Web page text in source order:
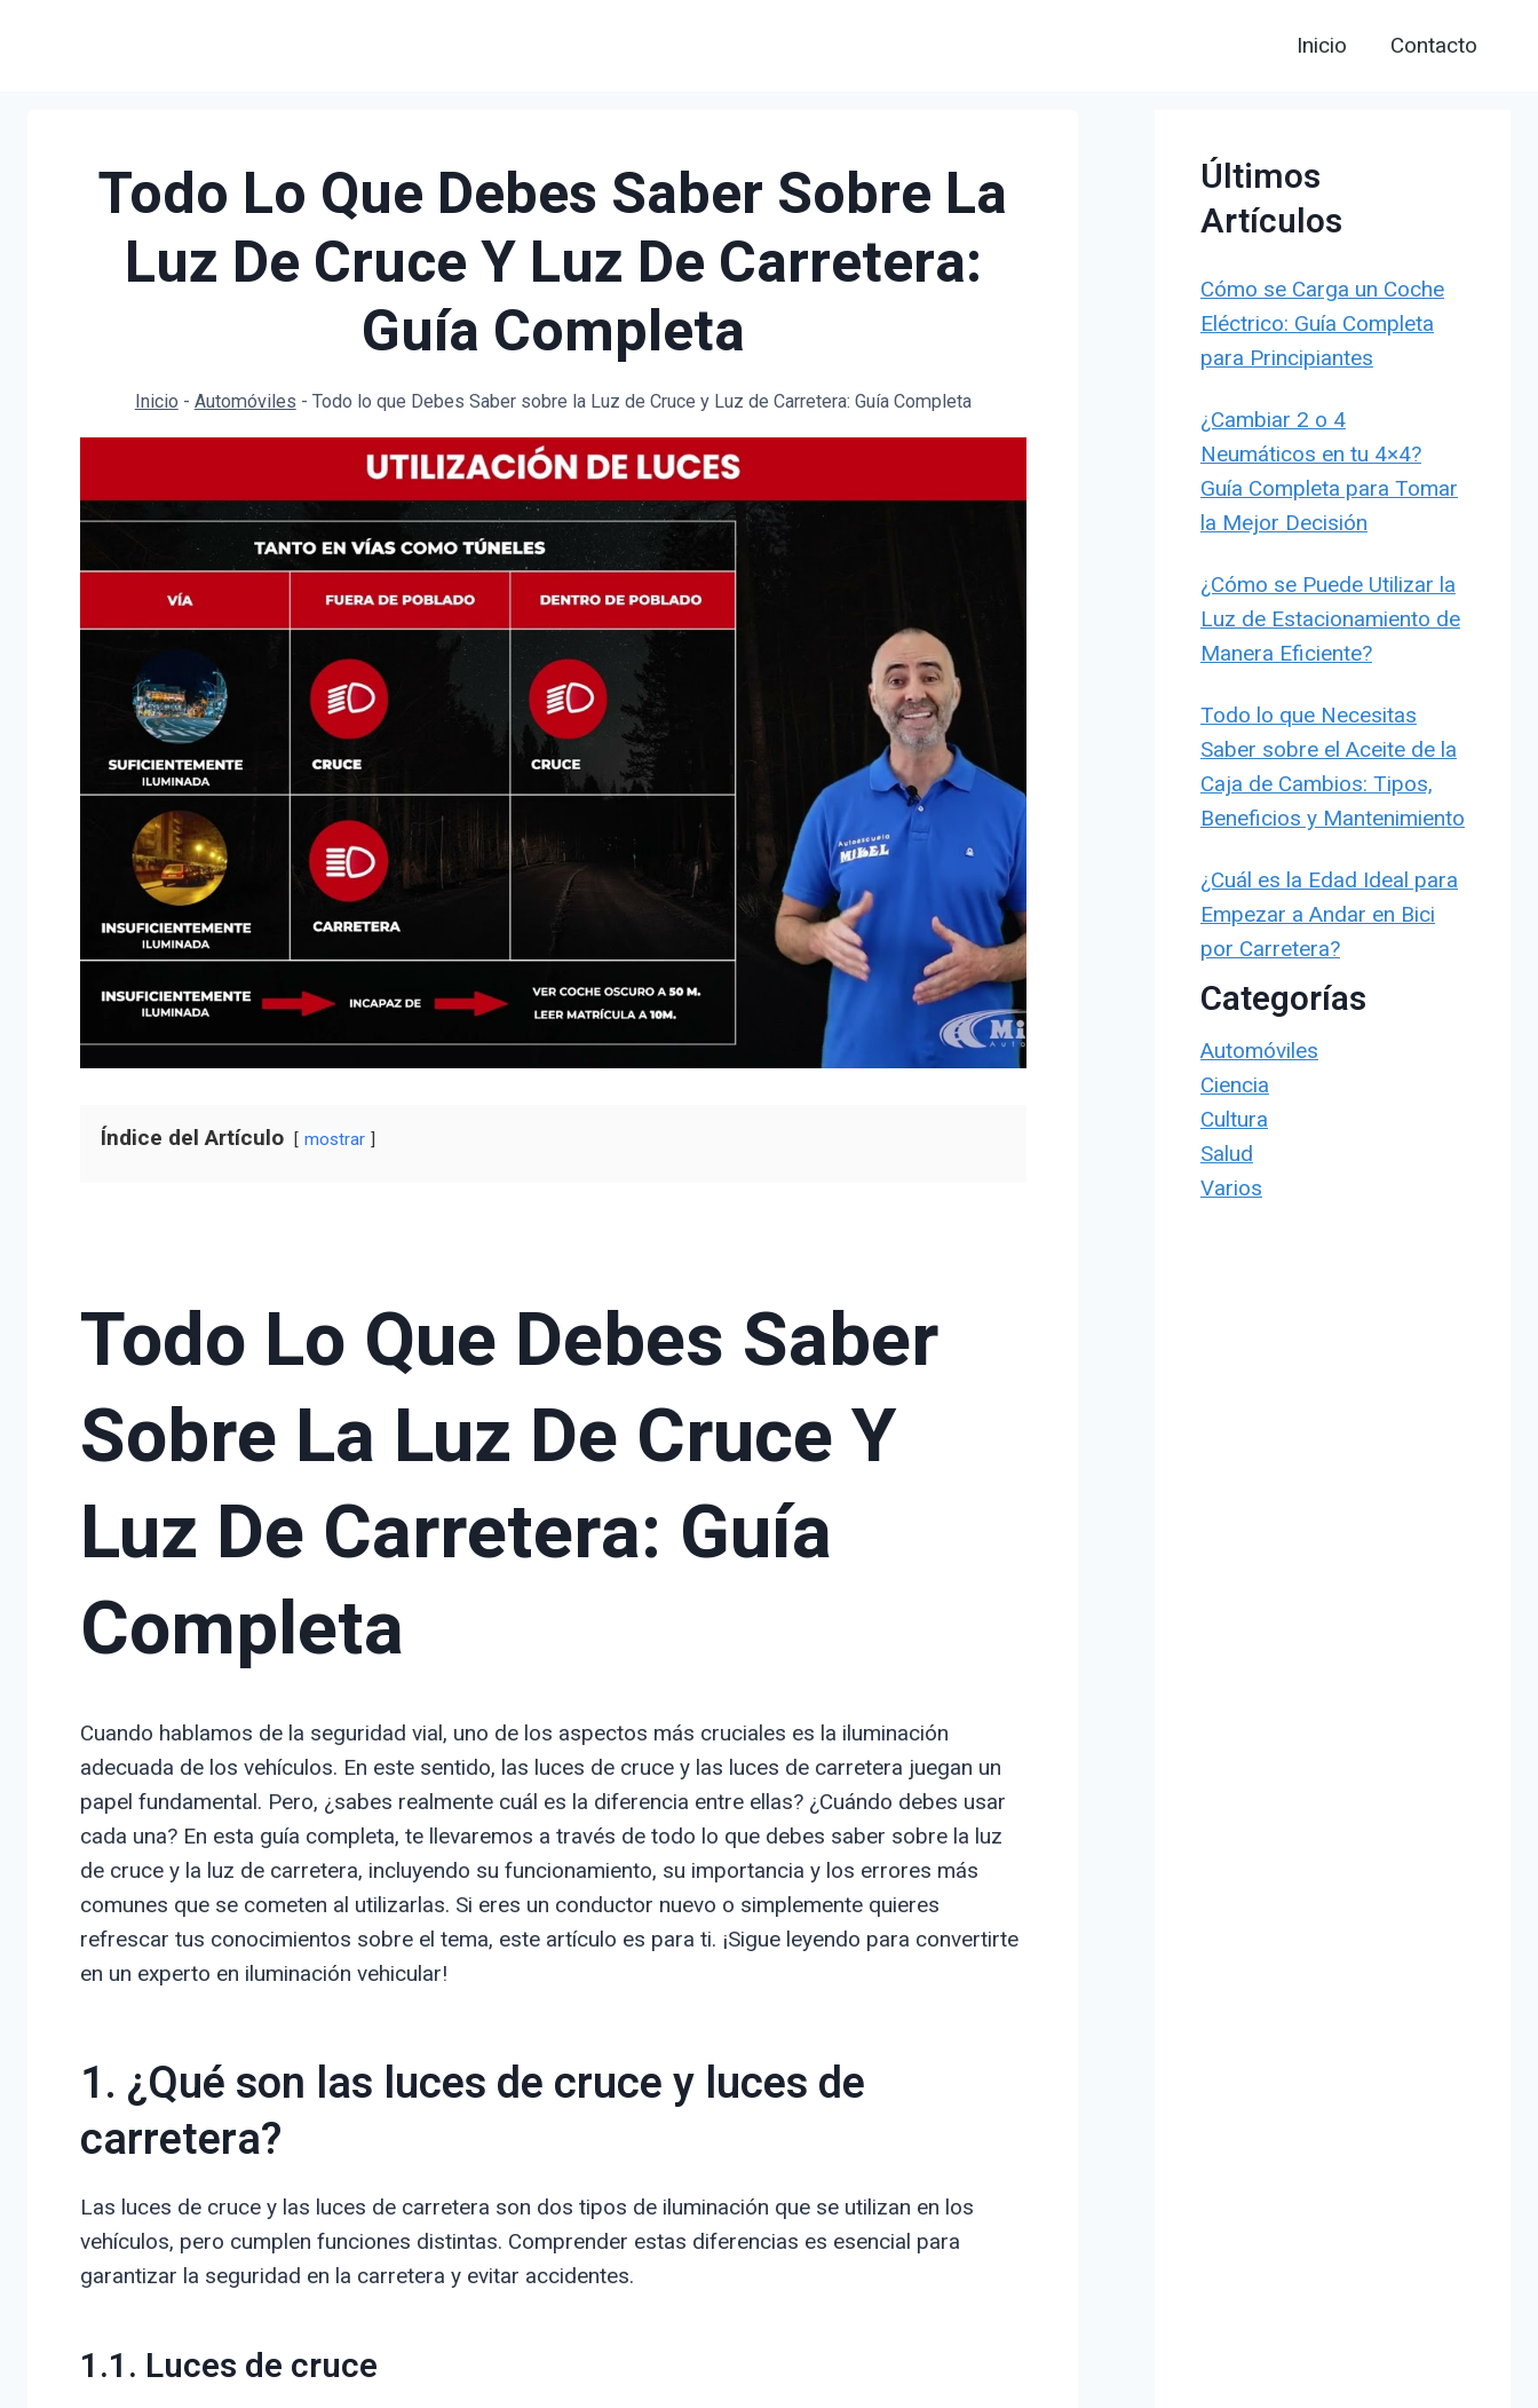
Inicio Contacto
Todo Lo Que Debes Saber Sobre La
Luz De Cruce Y Luz De Carretera:
Guía Completa
Inicio - Automóviles - Todo lo que Debes Saber sobre la Luz de Cruce y Luz de Carretera: Guía Completa
Índice del Artículo mostrar
Todo Lo Que Debes Saber
Sobre La Luz De Cruce Y
Luz De Carretera: Guía
Completa
Cuando hablamos de la seguridad vial, uno de los aspectos más cruciales es la iluminación
adecuada de los vehículos. En este sentido, las luces de cruce y las luces de carretera juegan un
papel fundamental. Pero, ¿sabes realmente cuál es la diferencia entre ellas? ¿Cuándo debes usar
cada una? En esta guía completa, te llevaremos a través de todo lo que debes saber sobre la luz
de cruce y la luz de carretera, incluyendo su funcionamiento, su importancia y los errores más
comunes que se cometen al utilizarlas. Si eres un conductor nuevo o simplemente quieres
refrescar tus conocimientos sobre el tema, este artículo es para ti. ¡Sigue leyendo para convertirte
en un experto en iluminación vehicular!
1. ¿Qué son las luces de cruce y luces de
carretera?
Las luces de cruce y las luces de carretera son dos tipos de iluminación que se utilizan en los
vehículos, pero cumplen funciones distintas. Comprender estas diferencias es esencial para
garantizar la seguridad en la carretera y evitar accidentes.
1.1. Luces de cruce
Últimos
Artículos
Cómo se Carga un Coche
Eléctrico: Guía Completa
para Principiantes
¿Cambiar 2 o 4
Neumáticos en tu 4×4?
Guía Completa para Tomar
la Mejor Decisión
¿Cómo se Puede Utilizar la
Luz de Estacionamiento de
Manera Eficiente?
Todo lo que Necesitas
Saber sobre el Aceite de la
Caja de Cambios: Tipos,
Beneficios y Mantenimiento
¿Cuál es la Edad Ideal para
Empezar a Andar en Bici
por Carretera?
Categorías
Automóviles
Ciencia
Cultura
Salud
Varios